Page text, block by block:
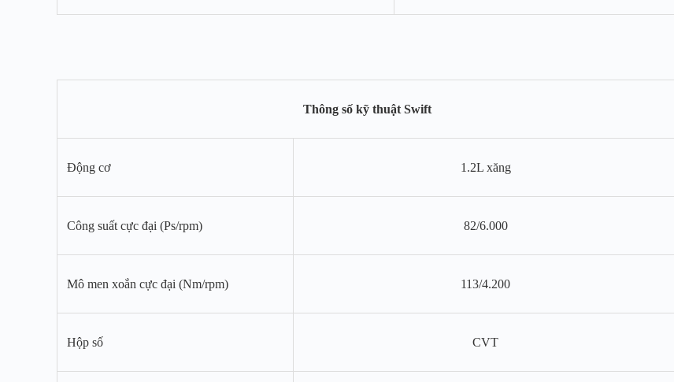
Thông số kỹ thuật Swift
Động cơ 1.2L xăng
Công suất cực đại (Ps/rpm) 82/6.000
Mô men xoắn cực đại (Nm/rpm) 113/4.200
Hộp số CVT